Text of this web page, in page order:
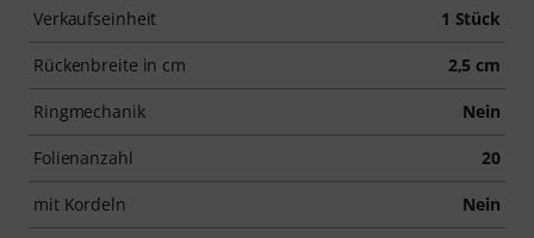
Verkaufseinheit 1 Stück
Rückenbreite in cm 2,5 cm
Ringmechanik Nein
Folienanzahl 20
mit Kordeln Nein